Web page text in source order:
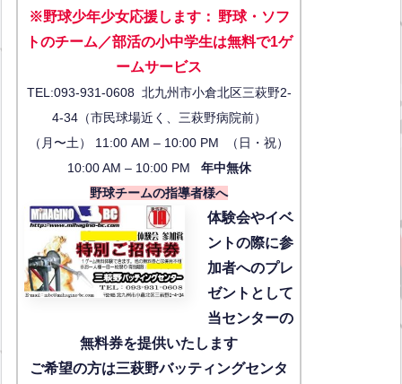
※野球少年少女応援します： 野球・ソフ
トのチーム／部活の小中学生は無料で1ゲ
ームサービス
TEL:093-931-0608 北九州市小倉北区三萩野2-
4-34（市民球場近く、三萩野病院前）
（月〜土） 11:00 AM – 10:00 PM （日・祝）
10:00 AM – 10:00 PM 年中無休
野球チームの指導者様へ
体験会やイベ
ントの際に参
加者へのプレ
ゼントとして
当センターの
無料券を提供いたします
ご希望の方は三萩野バッティングセンタ